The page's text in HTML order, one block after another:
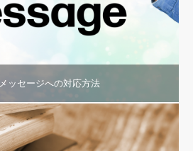
ッセージへの対応方法